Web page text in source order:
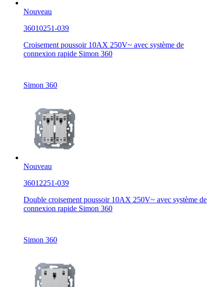
Nouveau
36010251-039
Croisement poussoir 10AX 250V~ avec système de
connexion rapide Simon 360
Simon 360
Nouveau
36012251-039
Double croisement poussoir 10AX 250V~ avec système de
connexion rapide Simon 360
Simon 360